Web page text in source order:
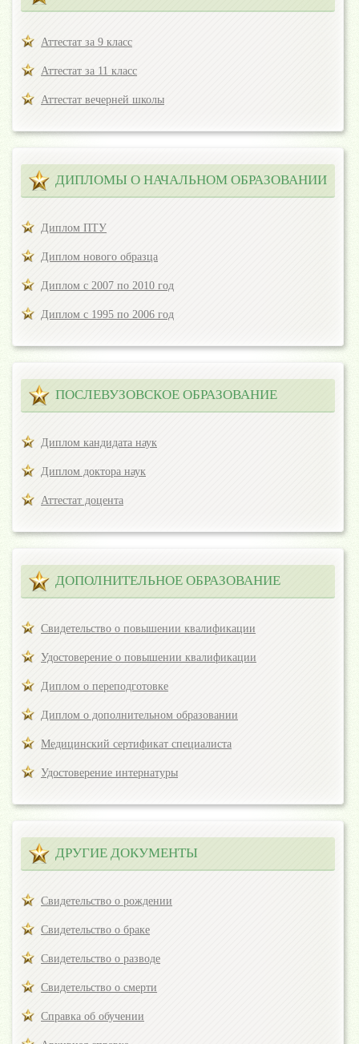
Аттестат за 9 класс
Аттестат за 11 класс
Аттестат вечерней школы
ДИПЛОМЫ О НАЧАЛЬНОМ ОБРАЗОВАНИИ
Диплом ПТУ
Диплом нового образца
Диплом с 2007 по 2010 год
Диплом с 1995 по 2006 год
ПОСЛЕВУЗОВСКОЕ ОБРАЗОВАНИЕ
Диплом кандидата наук
Диплом доктора наук
Аттестат доцента
ДОПОЛНИТЕЛЬНОЕ ОБРАЗОВАНИЕ
Свидетельство о повышении квалификации
Удостоверение о повышении квалификации
Диплом о переподготовке
Диплом о дополнительном образовании
Медицинский сертификат специалиста
Удостоверение интернатуры
ДРУГИЕ ДОКУМЕНТЫ
Свидетельство о рождении
Свидетельство о браке
Свидетельство о разводе
Свидетельство о смерти
Справка об обучении